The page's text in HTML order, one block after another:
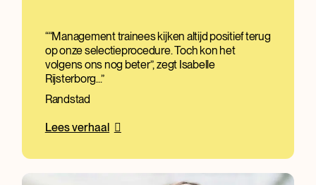
Randstad
“Management trainees kijken altijd positief terug
op onze selectieprocedure. Toch kon het
volgens ons nog beter”, zegt Isabelle
Rijsterborg...
Lees verhaal